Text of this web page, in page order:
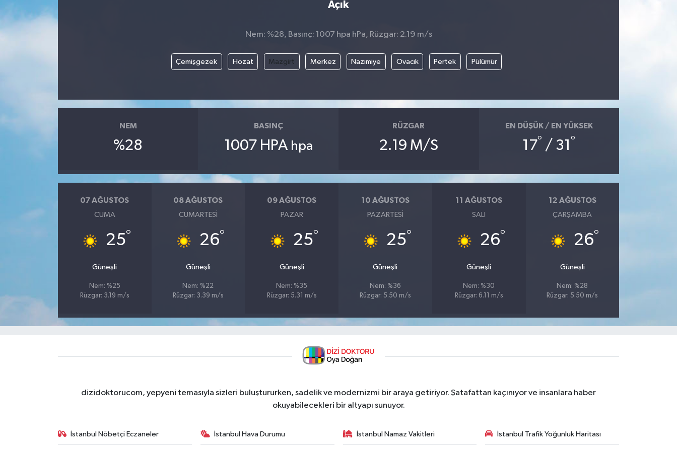
Açık
Nem: %28, Basınç: 1007 hpa hPa, Rüzgar: 2.19 m/s
Çemişgezek Hozat Mazgirt Merkez Nazımiye Ovacık Pertek Pülümür
NEM
%28
BASINÇ
1007 HPA hpa
RÜZGAR
2.19 M/S
EN DÜŞÜK / EN YÜKSEK
17° / 31 °
07 AĞUSTOS
CUMA
25°
Güneşli
Nem: %25
Rüzgar: 3.19 m/s
08 AĞUSTOS
CUMARTESI
26°
Güneşli
Nem: %22
Rüzgar: 3.39 m/s
09 AĞUSTOS
PAZAR
25°
Güneşli
Nem: %35
Rüzgar: 5.31 m/s
10 AĞUSTOS
PAZARTESI
25°
Güneşli
Nem: %36
Rüzgar: 5.50 m/s
11 AĞUSTOS
SALI
26°
Güneşli
Nem: %30
Rüzgar: 6.11 m/s
12 AĞUSTOS
ÇARŞAMBA
26°
Güneşli
Nem: %28
Rüzgar: 5.50 m/s
dizidoktorucom, yepyeni temasıyla sizleri buluştururken, sadelik ve modernizmi bir araya getiriyor. Şatafattan kaçınıyor ve insanlara haber
okuyabilecekleri bir altyapı sunuyor.
İstanbul Nöbetçi Eczaneler İstanbul Hava Durumu İstanbul Namaz Vakitleri İstanbul Trafik Yoğunluk Haritası